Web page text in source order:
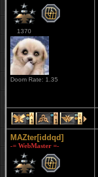
1370
Doom Rate: 1.35
1 1 1
MAZter[iddqd]
-= WebMaster =-